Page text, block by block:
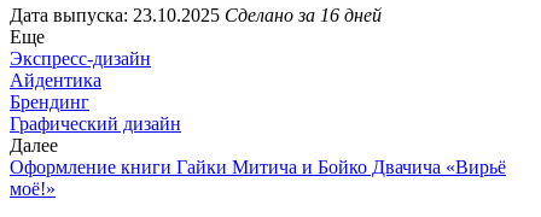
Дата выпуска: 23.10.2025 Сделано за 16 дней
Еще
Экспресс-дизайн
Айдентика
Брендинг
Графический дизайн
Далее
Оформление книги Гайки Митича и Бойко Двачича «Вирьё
моё!»